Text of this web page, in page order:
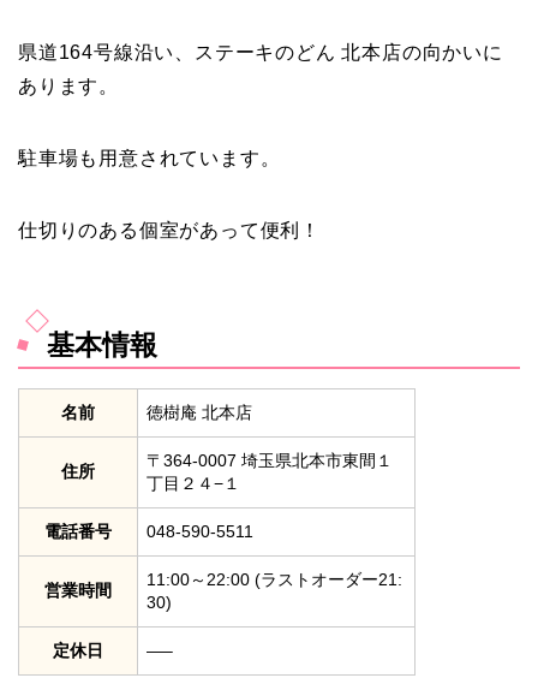
県道164号線沿い、ステーキのどん 北本店の向かいに
あります。
駐車場も用意されています。
仕切りのある個室があって便利！
基本情報
名前 徳樹庵 北本店
住所
〒364-0007 埼玉県北本市東間１
丁目２４−１
電話番号 048-590-5511
営業時間
11:00～22:00 (ラストオーダー21:
30)
定休日 —–